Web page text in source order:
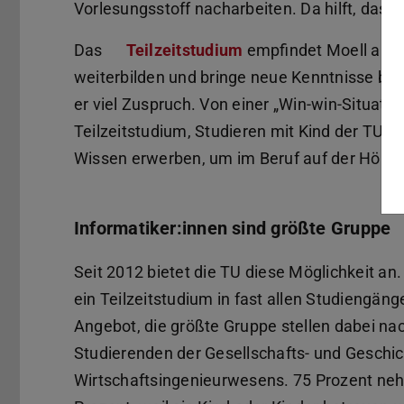
Vorlesungsstoff nacharbeiten. Da hilft,
Das Teilzeitstudium empfindet Moell als
weiterbilden und bringe neue Kenntnisse
er viel Zuspruch. Von einer „Win-win-
Teilzeitstudium, Studieren mit Kind der TU
Wissen erwerben, um im Beruf auf der Höhe
Informatiker:innen sind größte Gruppe
Seit 2012 bietet die TU diese Möglichkeit
ein Teilzeitstudium in fast allen
Angebot, die größte Gruppe stellen dabei
Studierenden der Gesellschafts- und
Wirtschaftsingenieurwesens. 75 Prozent